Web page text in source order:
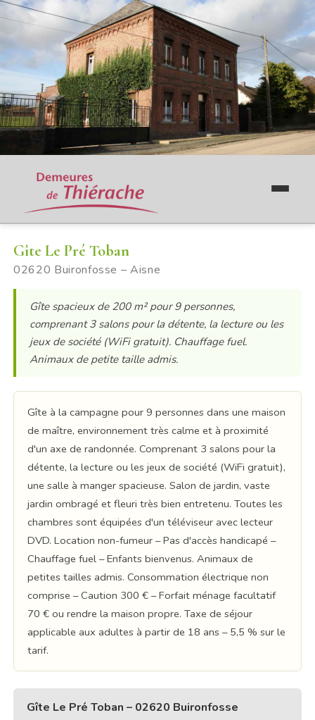
Gîte Le Pré Toban
02620 Buironfosse – Aisne
Gîte spacieux de 200 m² pour 9 personnes,
comprenant 3 salons pour la détente, la lecture ou les
jeux de société (WiFi gratuit). Chauffage fuel.
Animaux de petite taille admis.
Gîte à la campagne pour 9 personnes dans une maison
de maître, environnement très calme et à proximité
d'un axe de randonnée. Comprenant 3 salons pour la
détente, la lecture ou les jeux de société (WiFi gratuit),
une salle à manger spacieuse. Salon de jardin, vaste
jardin ombragé et fleuri très bien entretenu. Toutes les
chambres sont équipées d'un téléviseur avec lecteur
DVD. Location non-fumeur – Pas d'accès handicapé –
Chauffage fuel – Enfants bienvenus. Animaux de
petites tailles admis. Consommation électrique non
comprise – Caution 300 € – Forfait ménage facultatif
70 € ou rendre la maison propre. Taxe de séjour
applicable aux adultes à partir de 18 ans – 5,5 % sur le
tarif.
Gîte Le Pré Toban – 02620 Buironfosse